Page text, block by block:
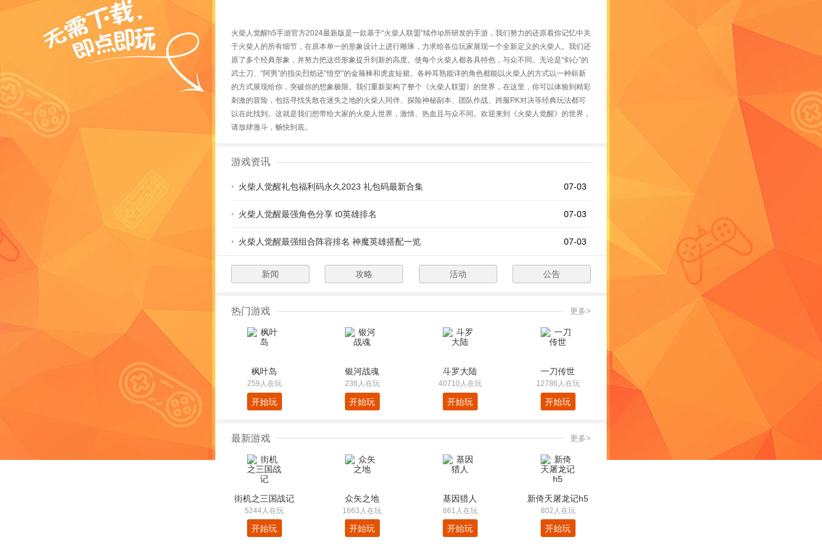
火柴人觉醒h5手游官方2024最新版是一款基于“火柴人联盟”续作ip所研发的手游，我们努力的还原着你记忆中关
于火柴人的所有细节，在原本单一的形象设计上进行雕琢，力求给各位玩家展现一个全新定义的火柴人。我们还
原了多个经典形象，并努力把这些形象提升到新的高度。使每个火柴人都各具特色，与众不同。无论是“剑心”的
武士刀、“阿男”的指尖烈焰还“悟空”的金箍棒和虎皮短裙。各种耳熟能详的角色都能以火柴人的方式以一种崭新
的方式展现给你，突破你的想象极限。我们重新架构了整个《火柴人联盟》的世界，在这里，你可以体验到精彩
刺激的冒险，包括寻找失散在迷失之地的火柴人同伴、探险神秘副本、团队作战、跨服PK对决等经典玩法都可
以在此找到。这就是我们想带给大家的火柴人世界，激情、热血且与众不同。欢迎来到《火柴人觉醒》的世界，
请放肆激斗，畅快到底。
游戏资讯
• 火柴人觉醒礼包福利码永久2023 礼包码最新合集 07-03
• 火柴人觉醒最强角色分享 t0英雄排名 07-03
• 火柴人觉醒最强组合阵容排名 神魔英雄搭配一览 07-03
新闻 攻略 活动 公告
热门游戏 更多>
枫叶岛
259人在玩
开始玩
银河战魂
236人在玩
开始玩
斗罗大陆
40710人在玩
开始玩
一刀传世
12786人在玩
开始玩
最新游戏 更多>
街机之三国战记
5244人在玩
开始玩
众矢之地
1663人在玩
开始玩
基因猎人
861人在玩
开始玩
新倚天屠龙记h5
802人在玩
开始玩